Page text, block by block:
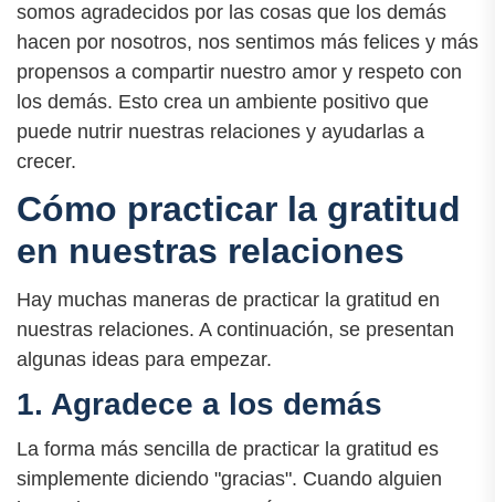
somos agradecidos por las cosas que los demás
hacen por nosotros, nos sentimos más felices y más
propensos a compartir nuestro amor y respeto con
los demás. Esto crea un ambiente positivo que
puede nutrir nuestras relaciones y ayudarlas a
crecer.
Cómo practicar la gratitud
en nuestras relaciones
Hay muchas maneras de practicar la gratitud en
nuestras relaciones. A continuación, se presentan
algunas ideas para empezar.
1. Agradece a los demás
La forma más sencilla de practicar la gratitud es
simplemente diciendo "gracias". Cuando alguien